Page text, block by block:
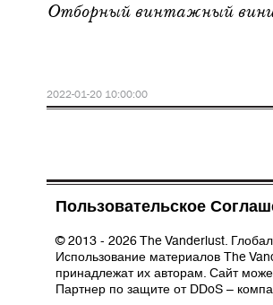
Отборный винтажный винил
2022-01-20 10:00:00
Пользовательское
© 2013 - 2026 The Vanderlust.
Использование материалов The
принадлежат их авторам. Сайт
Партнер по защите от DDoS –